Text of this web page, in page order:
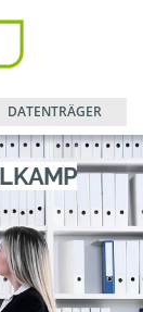
DATENTRÄGER